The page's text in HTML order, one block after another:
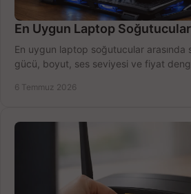
En Uygun Laptop
En uygun laptop soğutucular arasında
gücü, boyut, ses seviyesi ve fiyat
6 Temmuz 2026